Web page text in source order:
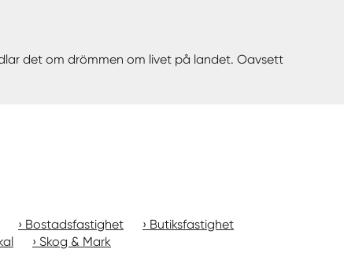
det om drömmen om livet på landet. Oavsett
Bostadsfastighet
Butiksfastighet
Skog & Mark